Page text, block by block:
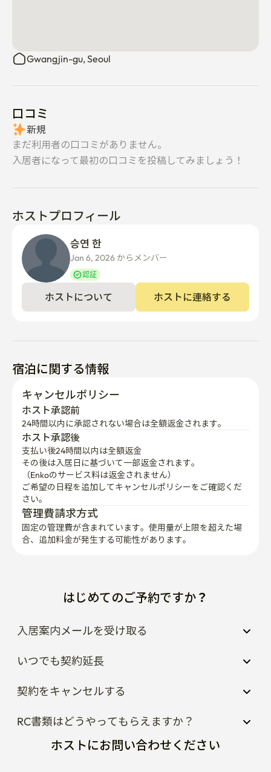
基本調味料の提供(塩、砂糖、コショウ、料理用油など)
洗濯機完備(長期宿泊の際に有用)
ヘアドライヤー、ヘアアイロン
💰
人数追加時、1人当たり20,000ウォン/ 1泊
* 予約された人数以外の外部人の出入りは絶対に不可で
あり、摘発時、直ちに退室措置となります。 (CCTV常時
確認中)
隣人への配慮と騒音制限(必読)
当宿は、実際に住民が居住する静かな住宅街に位置して
います。
ゃるので、下記の規則を厳格に適用します。
1. マナータイム(Quiet Hours)遵守
での会話を禁止します。
2. 玄関騒音注意
玄関のドアを強く閉めたり、廊下で大声で話したりする
行為は、隣のペットを刺激することがあります。 できる
だけ静かに出入りをお願いします。
3. 隣人との接触禁止
隣のノックや声をかける行為は絶対にご遠慮願います。
すべてのお問い合わせはホストにメッセージでお願いし
ます。
-パーティー及びイベント禁止 即時退室及び払い戻し不
-ペット同伴宿泊不可の違約金10万ウォン
-エレベーターのない2階建てです。階段は12段で緩やか
Gwangjin-gu, Seoul
口コミ
新規
まだ利用者の口コミがありません。
入居者になって最初の口コミを投稿してみましょう！
ホストプロフィール
승연 한
Jan 6, 2026 からメンバー
認証
ホストについて ホストに連絡する
宿泊に関する情報
キャンセルポリシー
ホスト承認前
24時間以内に承認されない場合は全額返金されます。
ホスト承認後
支払い後24時間以内は全額返金
その後は入居日に基づいて一部返金されます。
（Enkoのサービス料は返金されません）
ご希望の日程を追加してキャンセルポリシーをご確認くだ
さい。
管理費請求方式
固定の管理費が含まれています。使用量が上限を超えた場
合、追加料金が発生する可能性があります。
はじめてのご予約ですか？
入居案内メールを受け取る
いつでも契約延長
契約をキャンセルする
RC書類はどうやってもらえますか？
ホストにお問い合わせください